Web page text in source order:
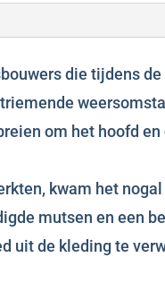
die tijdens
om het hoofd
kwam het
mutsen en een
uit de kleding te